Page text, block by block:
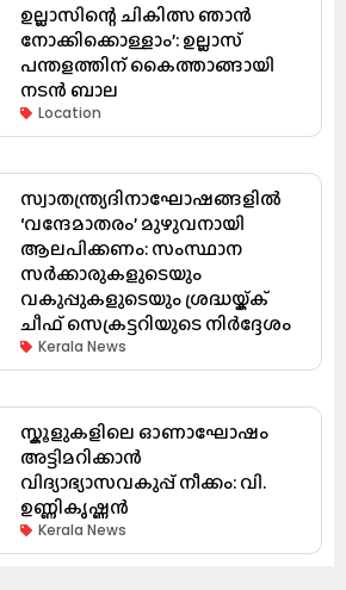
ഉല്ലാസിന്റെ ചികിത്സ ഞാൻ
നോക്കിക്കൊള്ളാം’: ഉല്ലാസ്
പന്തളത്തിന് കൈത്താങ്ങായി
നടൻ ബാല
Location
സ്വാതന്ത്ര്യദിനാഘോഷങ്ങളിൽ
‘വന്ദേമാതരം’ മുഴുവനായി
ആലപിക്കണം: സംസ്ഥാന
സർക്കാരുകളുടെയും
വകുപ്പുകളുടെയും ശ്രദ്ധയ്ക്ക്
ചീഫ് സെക്രട്ടറിയുടെ നിർദ്ദേശം
Kerala News
സ്കൂളുകളിലെ ഓണാഘോഷം
അട്ടിമറിക്കാൻ
വിദ്യാഭ്യാസവകുപ്പ് നീക്കം: വി.
ഉണ്ണികൃഷ്ണൻ
Kerala News